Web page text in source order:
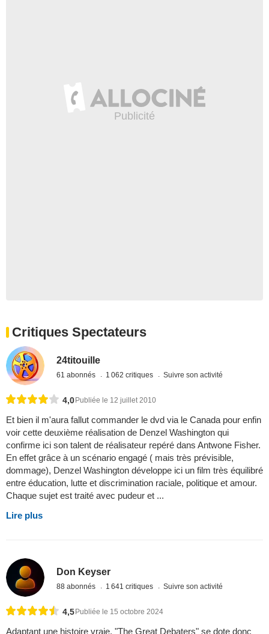
Critiques Spectateurs
24titouille
61 abonnés 1 062 critiques Suivre son activité
4,0Publiée le 12 juillet 2010
Et bien il m'aura fallut commander le dvd via le Canada pour enfin
voir cette deuxième réalisation de Denzel Washington qui
confirme ici son talent de réalisateur repéré dans Antwone Fisher.
En effet grâce à un scénario engagé ( mais très prévisible,
dommage), Denzel Washington développe ici un film très équilibré
entre éducation, lutte et discrimination raciale, politique et amour.
Chaque sujet est traité avec pudeur et ...
Lire plus
Don Keyser
88 abonnés 1 641 critiques Suivre son activité
4,5Publiée le 15 octobre 2024
Adaptant une histoire vraie, "The Great Debaters" se dote donc